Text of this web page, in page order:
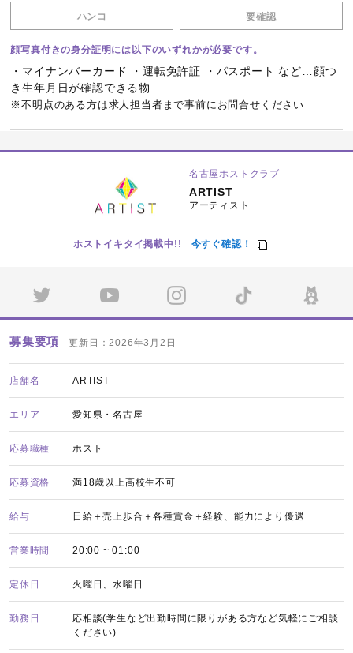
ハンコ 要確認
顔写真付きの身分証明には以下のいずれかが必要です。
・マイナンバーカード ・運転免許証 ・パスポート など…顔つ
き生年月日が確認できる物
※不明点のある方は求人担当者まで事前にお問合せください
名古屋ホストクラブ
ARTIST
アーティスト
ホストイキタイ掲載中!! 今すぐ確認！
募集要項 更新日：2026年3月2日
店舗名 ARTIST
エリア 愛知県・名古屋
応募職種 ホスト
応募資格 満18歳以上高校生不可
給与 日給＋売上歩合＋各種賞金＋経験、能力により優遇
営業時間 20:00 ~ 01:00
定休日 火曜日、水曜日
勤務日
応相談(学生など出勤時間に限りがある方など気軽にご相談
ください)